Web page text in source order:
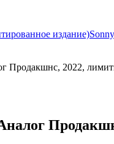
издание)
Продакшнс, 2022,